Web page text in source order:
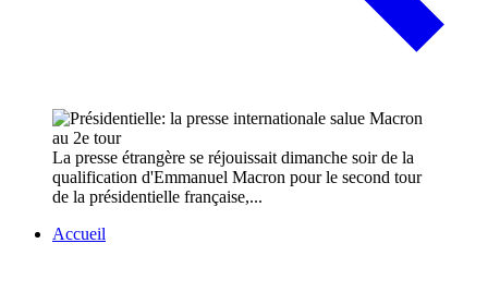
La presse étrangère se réjouissait dimanche soir de la
qualification d'Emmanuel Macron pour le second tour
de la présidentielle française,...
Accueil